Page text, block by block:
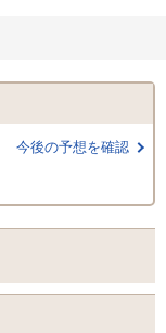
今後の予想を確認